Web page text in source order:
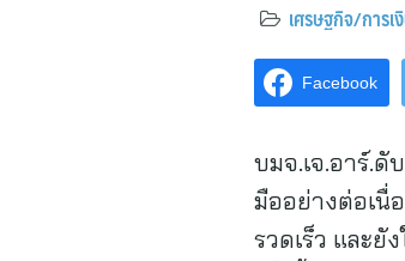
เศรษฐกิจ/การเ
Facebook
บมจ.เจ.อาร์.
มืออย่างต่อเนื่
รวดเร็ว และ